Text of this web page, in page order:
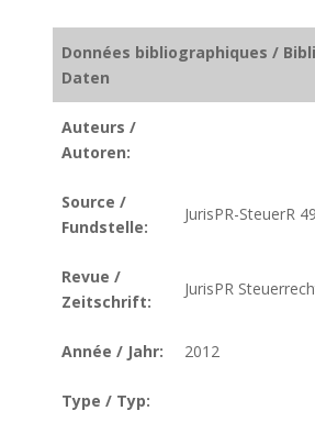
Données bibliographiques /
Daten
Auteurs /
Autoren:
Source /
Fundstelle:
JurisPR-SteuerR
Revue /
Zeitschrift:
JurisPR
Année / Jahr: 2012
Type / Typ: